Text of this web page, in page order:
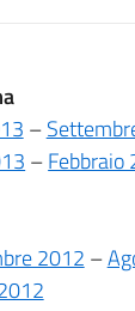
–
–Febbraio
2012 –